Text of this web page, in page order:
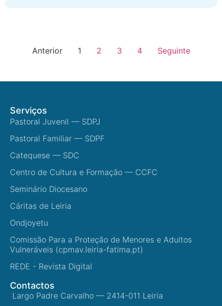
Anterior 1 2 3 4 Seguinte
Serviços
Pastoral Juvenil — SDPJ
Pastoral Familiar — SDPF
Catequese — SDC
Centro de Cultura e Formação — CCFC
Seminário Diocesano
Cáritas de Leiria
Ondjoyetu
Comissão Para a Proteção de Menores e Adultos
Vulneráveis (cpmav.leiria-fatima.pt)
REDE - Revista Digital
Contactos
Largo Padre Carvalho — 2414-011 Leiria